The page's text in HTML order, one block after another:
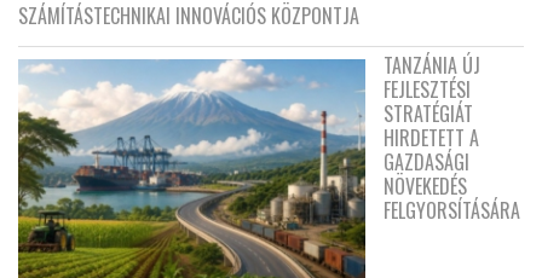
SZÁMÍTÁSTECHNIKAI INNOVÁCIÓS KÖZPONTJA
TANZÁNIA ÚJ
FEJLESZTÉSI
STRATÉGIÁT
HIRDETETT A
GAZDASÁGI
NÖVEKEDÉS
FELGYORSÍTÁSÁRA